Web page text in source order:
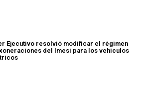
Ejecutivo resolvió modificar el régimen
del Imesi para los vehículos